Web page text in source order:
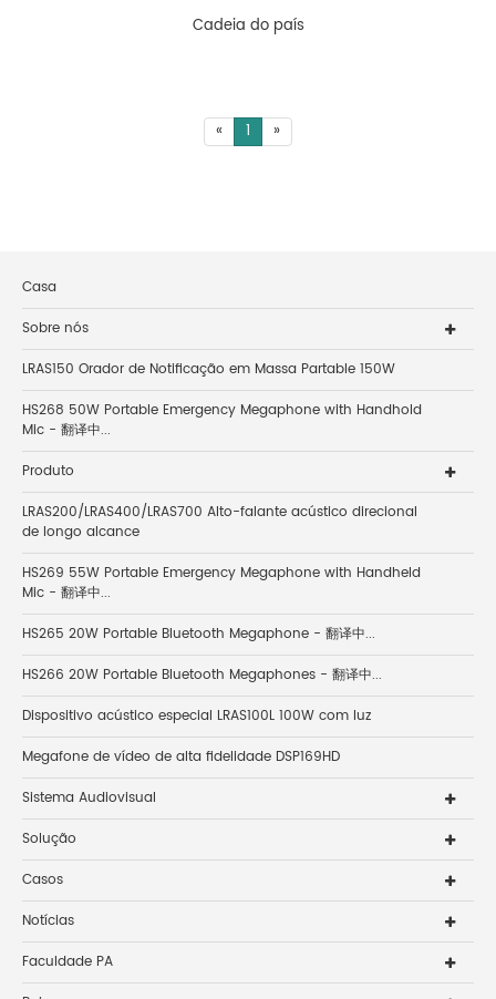
Cadeia do país
« 1 »
Casa
Sobre nós
LRAS150 Orador de Notificação em Massa Partable 150W
HS268 50W Portable Emergency Megaphone with Handhold
Mic - 翻译中...
Produto
LRAS200/LRAS400/LRAS700 Alto-falante acústico direcional
de longo alcance
HS269 55W Portable Emergency Megaphone with Handheld
Mic - 翻译中...
HS265 20W Portable Bluetooth Megaphone - 翻译中...
HS266 20W Portable Bluetooth Megaphones - 翻译中...
Dispositivo acústico especial LRAS100L 100W com luz
Megafone de vídeo de alta fidelidade DSP169HD
Sistema Audiovisual
Solução
Casos
Notícias
Faculdade PA